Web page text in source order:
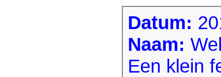
Datum:
Naam:
Een klein